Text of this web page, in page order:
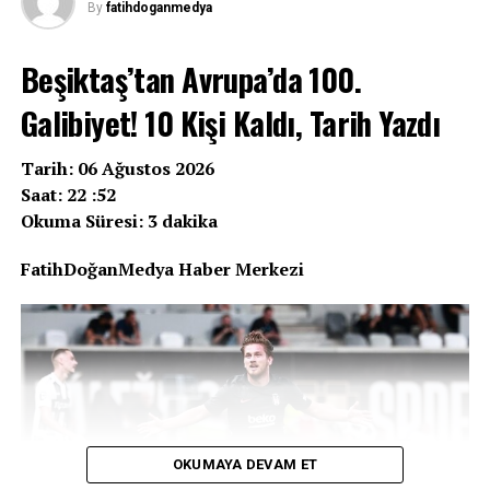
By fatihdoganmedya
Beşiktaş’tan Avrupa’da 100.
Galibiyet! 10 Kişi Kaldı, Tarih Yazdı
Tarih: 06 Ağustos 2026
Saat: 22 :52
Okuma Süresi: 3 dakika
FatihDoğanMedya Haber Merkezi
OKUMAYA DEVAM ET